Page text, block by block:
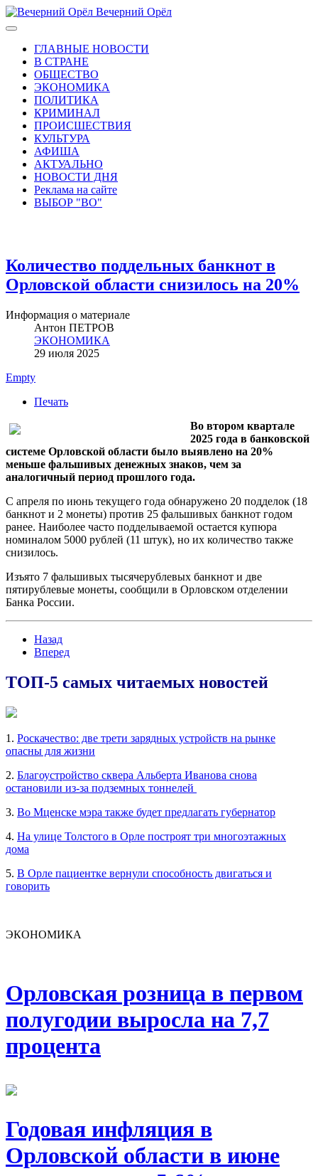
Вечерний Орёл
ГЛАВНЫЕ НОВОСТИ
В СТРАНЕ
ОБЩЕСТВО
ЭКОНОМИКА
ПОЛИТИКА
КРИМИНАЛ
ПРОИСШЕСТВИЯ
КУЛЬТУРА
АФИША
АКТУАЛЬНО
НОВОСТИ ДНЯ
Реклама на сайте
ВЫБОР "ВО"
Количество поддельных банкнот в
Орловской области снизилось на 20%
Информация о материале
Антон ПЕТРОВ
ЭКОНОМИКА
29 июля 2025
Empty
Печать
Во втором квартале
2025 года в банковской
системе Орловской области было выявлено на 20%
меньше фальшивых денежных знаков, чем за
аналогичный период прошлого года.
С апреля по июнь текущего года обнаружено 20 подделок (18
банкнот и 2 монеты) против 25 фальшивых банкнот годом
ранее. Наиболее часто подделываемой остается купюра
номиналом 5000 рублей (11 штук), но их количество также
снизилось.
Изъято 7 фальшивых тысячерублевых банкнот и две
пятирублевые монеты, сообщили в Орловском отделении
Банка России.
Назад
Вперед
ТОП-5 самых читаемых новостей
1. Роскачество: две трети зарядных устройств на рынке
опасны для жизни
2. Благоустройство сквера Альберта Иванова снова
остановили из-за подземных тоннелей
3. Во Мценске мэра также будет предлагать губернатор
4. На улице Толстого в Орле построят три многоэтажных
дома
5. В Орле пациентке вернули способность двигаться и
говорить
ЭКОНОМИКА
Орловская розница в первом
полугодии выросла на 7,7
процента
Годовая инфляция в
Орловской области в июне